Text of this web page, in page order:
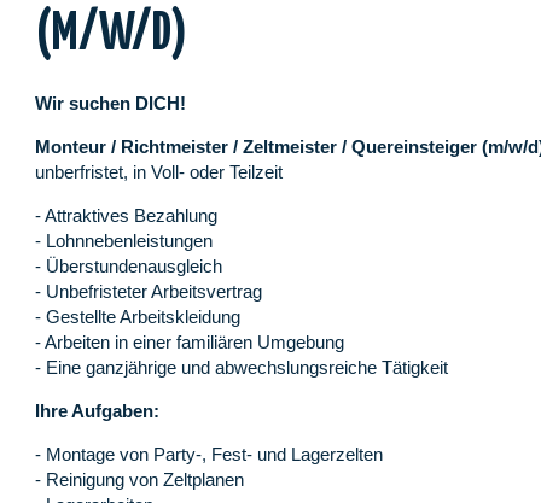
(M/W/D)
Wir suchen DICH!
Monteur / Richtmeister / Zeltmeister / Quereinsteiger (m/w/
unberfristet, in Voll- oder Teilzeit
- Attraktives Bezahlung
- Lohnnebenleistungen
- Überstundenausgleich
- Unbefristeter Arbeitsvertrag
- Gestellte Arbeitskleidung
- Arbeiten in einer familiären Umgebung
- Eine ganzjährige und abwechslungsreiche Tätigkeit
Ihre Aufgaben:
- Montage von Party-, Fest- und Lagerzelten
- Reinigung von Zeltplanen